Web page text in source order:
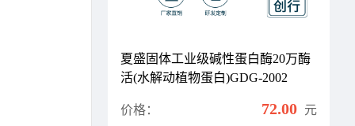
夏盛固体工业级碱性蛋白酶20万酶
活(水解动植物蛋白)GDG-2002
价格： 72.00 元